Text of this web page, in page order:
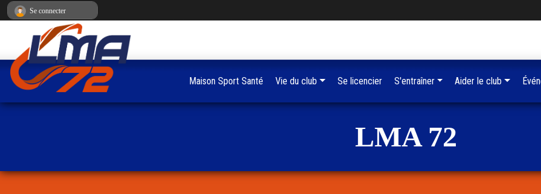
LMA 72
Maison Sport Santé Vie du club Se licencier S'entraîner Aider le club
Se connecter
Panneau de gestion des cookies